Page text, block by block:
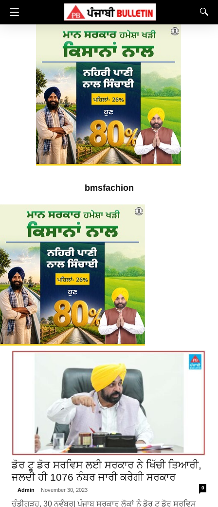
bmsfachion
ਡੋਰ ਟੂ ਡੋਰ ਸਰਵਿਸ ਲਈ ਸਰਕਾਰ ਨੇ ਖਿੱਚੀ ਤਿਆਰੀ,
ਜਲਦੀ ਹੀ 1076 ਨੰਬਰ ਜਾਰੀ ਕਰੇਗੀ ਸਰਕਾਰ
Admin November 30, 2023 0
ਚੰਡੀਗੜ੍ਹ, 30 ਨਵੰਬਰ| ਪੰਜਾਬ ਸਰਕਾਰ ਲੋਕਾਂ ਨੂੰ ਡੋਰ ਟੂ ਡੋਰ ਸਰਵਿਸ